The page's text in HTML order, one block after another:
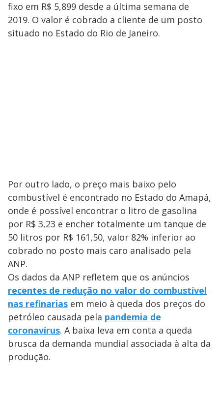
fixo em R$ 5,899 desde a última semana de
2019. O valor é cobrado a cliente de um posto
situado no Estado do Rio de Janeiro.
Por outro lado, o preço mais baixo pelo
combustível é encontrado no Estado do Amapá,
onde é possível encontrar o litro de gasolina
por R$ 3,23 e encher totalmente um tanque de
50 litros por R$ 161,50, valor 82% inferior ao
cobrado no posto mais caro analisado pela
ANP.
Os dados da ANP refletem que os anúncios
recentes de redução no valor do combustível
nas refinarias em meio à queda dos preços do
petróleo causada pela pandemia de
coronavírus. A baixa leva em conta a queda
brusca da demanda mundial associada à alta da
produção.